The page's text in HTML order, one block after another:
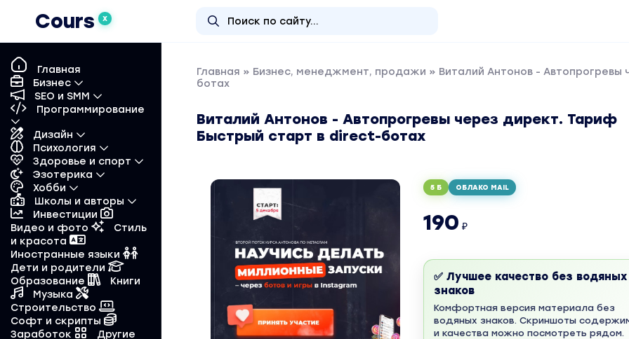
Cours X
Главная
Бизнес
SEO и SMM
Программирование
Дизайн
Психология
Здоровье и спорт
Эзотерика
Хобби
Школы и авторы
Инвестиции
Видео и фото
Стиль
и красота
Иностранные языки
Дети и родители
Образование
Книги
Музыка
Строительство
Софт и скрипты
Заработок
Другие
Главная » Бизнес, менеджмент, продажи » Виталий Антонов -
ботах
Виталий Антонов - Автопрогревы через директ. Тариф
Быстрый старт в direct-ботах
5 Б ОБЛАКО MAIL
190 ₽
✅ Лучшее качество без водяных
знаков
Комфортная версия материала без
водяных знаков. Скриншоты
и качества можно посмотреть рядом.